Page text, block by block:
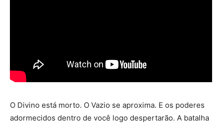
O Divino está morto. O Vazio se aproxima. E os poderes
adormecidos dentro de você logo despertarão. A batalha